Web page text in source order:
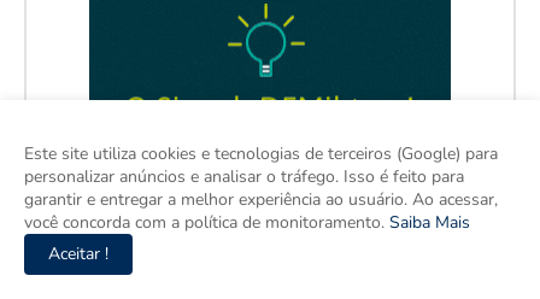
Este site utiliza cookies e tecnologias de terceiros (Google) para
personalizar anúncios e analisar o tráfego. Isso é feito para
garantir e entregar a melhor experiência ao usuário. Ao acessar,
você concorda com a política de monitoramento. Saiba Mais
Aceitar !